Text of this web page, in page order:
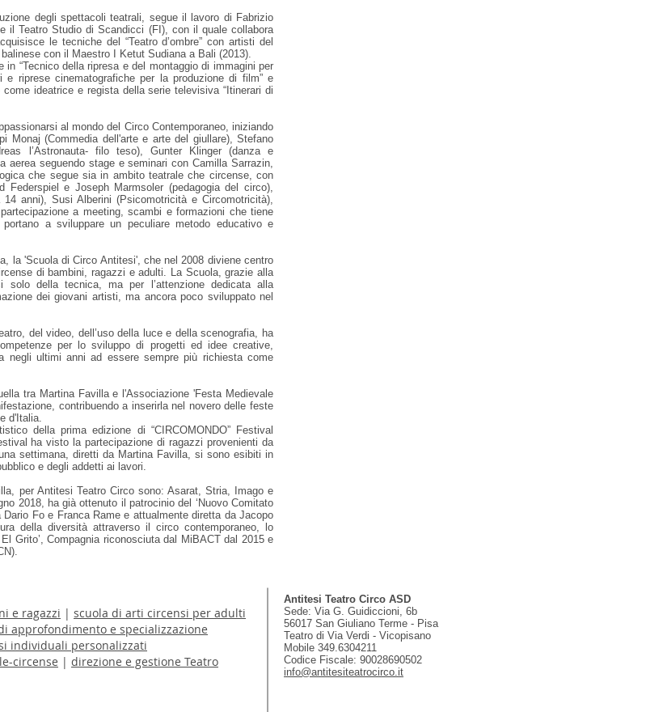
degli spettacoli teatrali, segue il lavoro di Fabrizio
il Teatro Studio di Scandicci (FI), con il quale collabora
le tecniche del “Teatro d’ombre” con artisti del
con il Maestro I Ketut Sudiana a Bali (2013).
“Tecnico della ripresa e del montaggio di immagini per
riprese cinematografiche per la produzione di film” e
ideatrice e regista della serie televisiva “Itinerari di
al mondo del Circo Contemporaneo, iniziando
Monaj (Commedia dell'arte e arte del giullare), Stefano
l’Astronauta- filo teso), Gunter Klinger (danza e
aerea seguendo stage e seminari con Camilla Sarrazin,
che segue sia in ambito teatrale che circense, con
Federspiel e Joseph Marmsoler (pedagogia del circo),
anni), Susi Alberini (Psicomotricità e Circomotricità),
a meeting, scambi e formazioni che tiene
a sviluppare un peculiare metodo educativo e
la 'Scuola di Circo Antitesi', che nel 2008 diviene centro
di bambini, ragazzi e adulti. La Scuola, grazie alla
della tecnica, ma per l’attenzione dedicata alla
dei giovani artisti, ma ancora poco sviluppato nel
del video, dell’uso della luce e della scenografia, ha
per lo sviluppo di progetti ed idee creative,
negli ultimi anni ad essere sempre più richiesta come
tra Martina Favilla e l'Associazione 'Festa Medievale
contribuendo a inserirla nel novero delle feste
d'Italia.
della prima edizione di “CIRCOMONDO” Festival
ha visto la partecipazione di ragazzi provenienti da
settimana, diretti da Martina Favilla, si sono esibiti in
e degli addetti ai lavori.
per Antitesi Teatro Circo sono: Asarat, Stria, Imago e
2018, ha già ottenuto il patrocinio del ‘Nuovo Comitato
Fo e Franca Rame e attualmente diretta da Jacopo
della diversità attraverso il circo contemporaneo, lo
Grito’, Compagnia riconosciuta dal MiBACT dal 2015 e
Antitesi Teatro Circo ASD
Sede: Via G. Guidiccioni, 6b
56017 San Giuliano Terme - Pisa
Teatro di Via Verdi - Vicopisano
Mobile 349.6304211
Codice Fiscale: 90028690502
info@antitesiteatrocirco.it
e ragazzi | scuola di arti circensi per adulti
approfondimento e specializzazione
individuali personalizzati
circense | direzione e gestione Teatro